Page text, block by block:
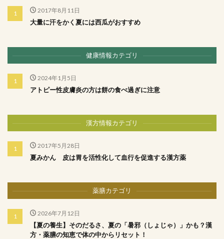
2017年8月11日
大量に汗をかく夏には西瓜がおすすめ
健康情報カテゴリ
2024年1月5日
アトピー性皮膚炎の方は餅の食べ過ぎに注意
漢方情報カテゴリ
2017年5月28日
夏みかん 皮は胃を活性化して血行を促進する漢方薬
薬膳カテゴリ
2026年7月12日
【夏の養生】そのだるさ、夏の「暑邪（しょじゃ）」かも？漢
方・薬膳の知恵で体の中からリセット！